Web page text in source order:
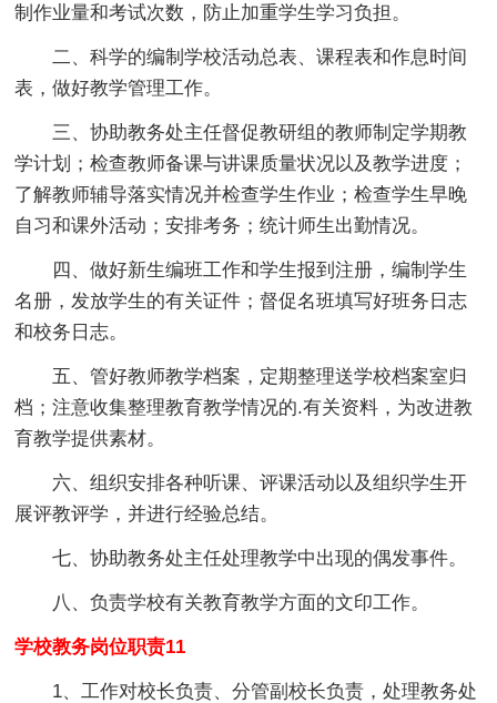
制作业量和考试次数，防止加重学生学习负担。
二、科学的编制学校活动总表、课程表和作息时间
表，做好教学管理工作。
三、协助教务处主任督促教研组的教师制定学期教
学计划；检查教师备课与讲课质量状况以及教学进度；
了解教师辅导落实情况并检查学生作业；检查学生早晚
自习和课外活动；安排考务；统计师生出勤情况。
四、做好新生编班工作和学生报到注册，编制学生
名册，发放学生的有关证件；督促名班填写好班务日志
和校务日志。
五、管好教师教学档案，定期整理送学校档案室归
档；注意收集整理教育教学情况的.有关资料，为改进教
育教学提供素材。
六、组织安排各种听课、评课活动以及组织学生开
展评教评学，并进行经验总结。
七、协助教务处主任处理教学中出现的偶发事件。
八、负责学校有关教育教学方面的文印工作。
学校教务岗位职责11
1、工作对校长负责、分管副校长负责，处理教务处